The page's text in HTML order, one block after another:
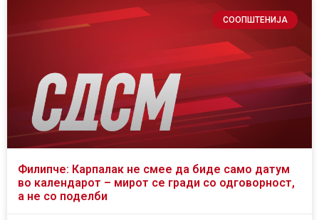
СООПШТЕНИЈА
Филипче: Карпалак не смее да биде само датум
во календарот – мирот се гради со одговорност,
а не со поделби